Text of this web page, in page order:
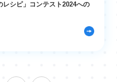
レシピ」コンテスト2024への